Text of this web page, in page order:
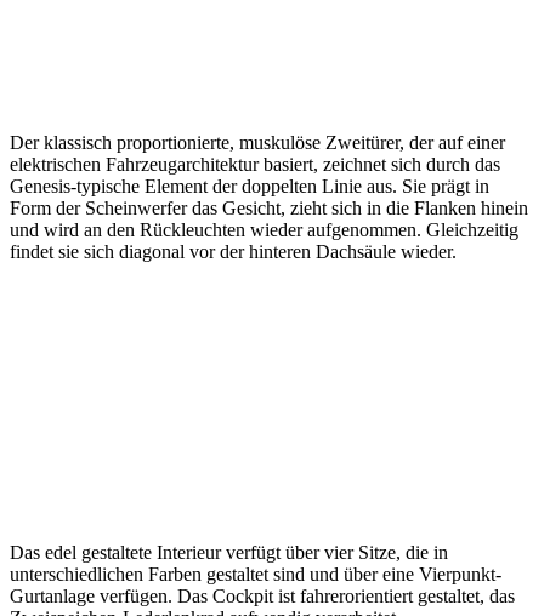
Der klassisch proportionierte, muskulöse Zweitürer, der auf einer
elektrischen Fahrzeugarchitektur basiert, zeichnet sich durch das
Genesis-typische Element der doppelten Linie aus. Sie prägt in
Form der Scheinwerfer das Gesicht, zieht sich in die Flanken hinein
und wird an den Rückleuchten wieder aufgenommen. Gleichzeitig
findet sie sich diagonal vor der hinteren Dachsäule wieder.
Das edel gestaltete Interieur verfügt über vier Sitze, die in
unterschiedlichen Farben gestaltet sind und über eine Vierpunkt-
Gurtanlage verfügen. Das Cockpit ist fahrerorientiert gestaltet, das